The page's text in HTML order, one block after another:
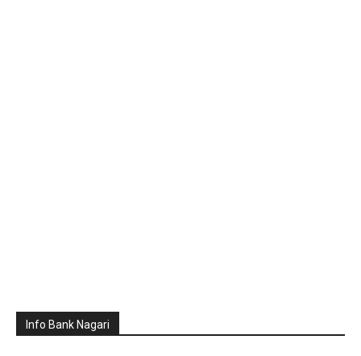
Info Bank Nagari